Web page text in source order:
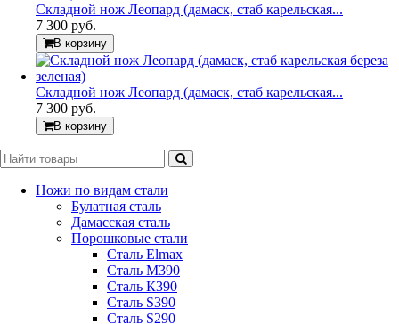
Складной нож Леопард (дамаск, стаб карельская...
7 300 руб.
В корзину
Складной нож Леопард (дамаск, стаб карельская...
7 300 руб.
В корзину
Ножи по видам стали
Булатная сталь
Дамасская сталь
Порошковые стали
Сталь Elmax
Сталь М390
Сталь К390
Сталь S390
Сталь S290